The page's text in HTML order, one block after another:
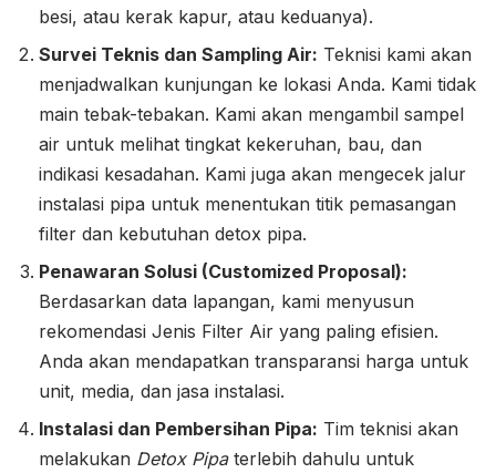
besi, atau kerak kapur, atau keduanya).
Survei Teknis dan Sampling Air: Teknisi kami akan
menjadwalkan kunjungan ke lokasi Anda. Kami tidak
main tebak-tebakan. Kami akan mengambil sampel
air untuk melihat tingkat kekeruhan, bau, dan
indikasi kesadahan. Kami juga akan mengecek jalur
instalasi pipa untuk menentukan titik pemasangan
filter dan kebutuhan detox pipa.
Penawaran Solusi (Customized Proposal):
Berdasarkan data lapangan, kami menyusun
rekomendasi Jenis Filter Air yang paling efisien.
Anda akan mendapatkan transparansi harga untuk
unit, media, dan jasa instalasi.
Instalasi dan Pembersihan Pipa: Tim teknisi akan
melakukan Detox Pipaterlebih dahulu untuk